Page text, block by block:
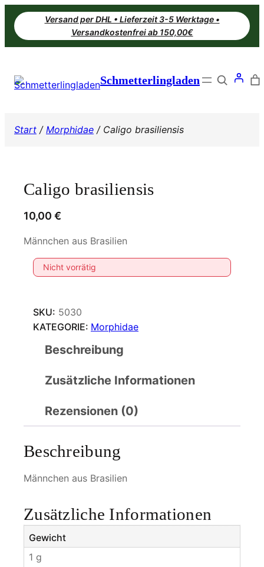
Zum
Inhalt
springen
Versand per DHL • Lieferzeit 3-5 Werktage •
Versandkostenfrei ab 150,00€
Schmetterlingladen Search
Start / Morphidae / Caligo brasiliensis
Caligo brasiliensis
10,00 €
Männchen aus Brasilien
Nicht vorrätig
SKU: 5030
KATEGORIE: Morphidae
Beschreibung
Zusätzliche Informationen
Rezensionen (0)
Beschreibung
Männchen aus Brasilien
Zusätzliche Informationen
Gewicht
1 g